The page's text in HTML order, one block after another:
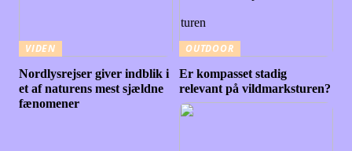
VIDEN
Nordlysrejser giver indblik i
et af naturens mest sjældne
fænomener
OUTDOOR
Er kompasset stadig
relevant på vildmarksturen?